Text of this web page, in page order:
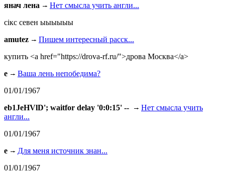
янач лена
Нет смысла учить англи...
сiкс севен ыыыыыы
amutez
Пишем интересный расск...
купить <a href="https://drova-rf.ru/">дрова Москва</a>
e
Ваша лень непобедима?
01/01/1967
eb1JeHVlD'; waitfor delay '0:0:15' --
Нет смысла учить
англи...
01/01/1967
e
Для меня источник знан...
01/01/1967